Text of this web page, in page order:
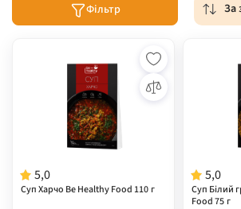
Фільтр За
5,0
Суп Харчо Be Healthy Food 110 г
5,0
Суп Білий
Food 75 г